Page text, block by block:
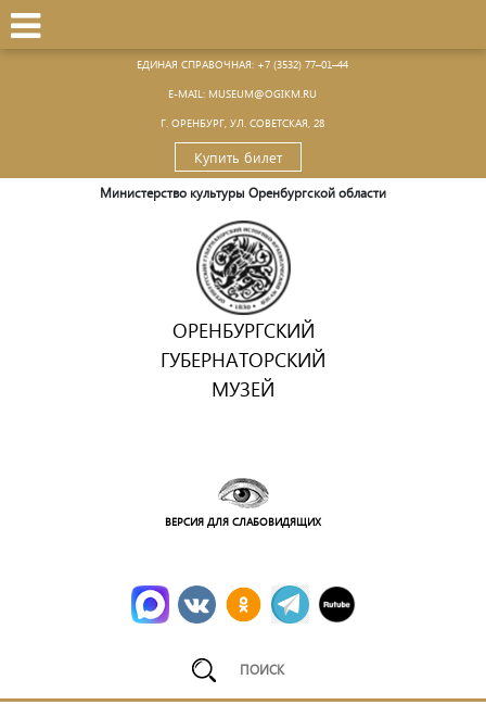
ЕДИНАЯ СПРАВОЧНАЯ: +7 (3532) 77–01–44
Е-MAIL: MUSEUM@OGIKM.RU
Г. ОРЕНБУРГ, УЛ. СОВЕТСКАЯ, 28
Купить билет
Министерство культуры Оренбургской области
ОРЕНБУРГСКИЙ
ГУБЕРНАТОРСКИЙ
МУЗЕЙ
ВЕРСИЯ ДЛЯ СЛАБОВИДЯЩИХ